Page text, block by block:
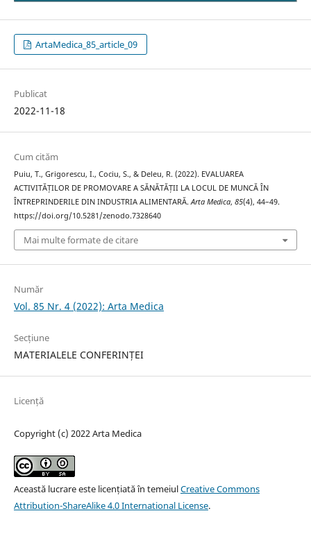
ArtaMedica_85_article_09
Publicat
2022-11-18
Cum cităm
Puiu, T., Grigorescu, I., Cociu, S., & Deleu, R. (2022). EVALUAREA
ACTIVITĂȚILOR DE PROMOVARE A SĂNĂTĂȚII LA LOCUL DE MUNCĂ ÎN
ÎNTREPRINDERILE DIN INDUSTRIA ALIMENTARĂ. Arta Medica, 85(4), 44–49.
https://doi.org/10.5281/zenodo.7328640
Mai multe formate de citare
Număr
Vol. 85 Nr. 4 (2022): Arta Medica
Secțiune
MATERIALELE CONFERINȚEI
Licență
Copyright (c) 2022 Arta Medica
Această lucrare este licențiată în temeiulCreative Commons
Attribution-ShareAlike 4.0 International License.